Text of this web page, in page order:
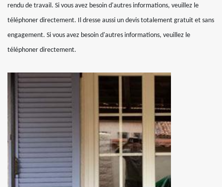
rendu de travail. Si vous avez besoin d'autres informations, veuillez le
téléphoner directement. Il dresse aussi un devis totalement gratuit et sans
engagement. Si vous avez besoin d'autres informations, veuillez le
téléphoner directement.